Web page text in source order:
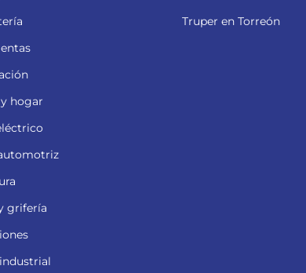
hogar
grifería
Truper en Torreón